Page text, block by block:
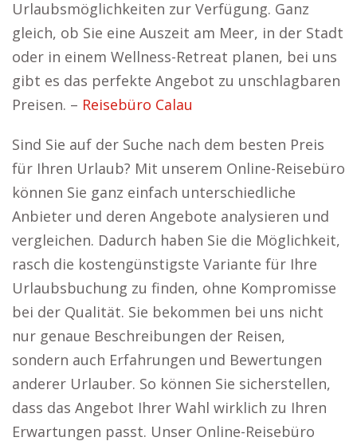
Urlaubsmöglichkeiten zur Verfügung. Ganz
gleich, ob Sie eine Auszeit am Meer, in der Stadt
oder in einem Wellness-Retreat planen, bei uns
gibt es das perfekte Angebot zu unschlagbaren
Preisen. – Reisebüro Calau
Sind Sie auf der Suche nach dem besten Preis
für Ihren Urlaub? Mit unserem Online-Reisebüro
können Sie ganz einfach unterschiedliche
Anbieter und deren Angebote analysieren und
vergleichen. Dadurch haben Sie die Möglichkeit,
rasch die kostengünstigste Variante für Ihre
Urlaubsbuchung zu finden, ohne Kompromisse
bei der Qualität. Sie bekommen bei uns nicht
nur genaue Beschreibungen der Reisen,
sondern auch Erfahrungen und Bewertungen
anderer Urlauber. So können Sie sicherstellen,
dass das Angebot Ihrer Wahl wirklich zu Ihren
Erwartungen passt. Unser Online-Reisebüro